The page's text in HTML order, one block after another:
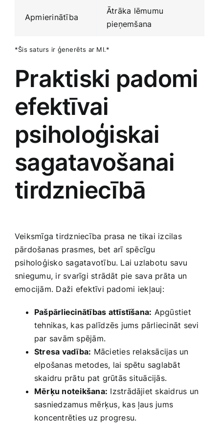
Apmierinātība
Ātrāka lēmumu
pieņemšana
*Šis saturs ir ģenerēts ar MI.*
Praktiski padomi
efektīvai
psiholoģiskai
sagatavošanai
tirdzniecībā
Veiksmīga tirdzniecība prasa ne tikai izcilas
pārdošanas prasmes, bet arī⁢ spēcīgu⁤
psiholoģisko sagatavotību. Lai uzlabotu savu
sniegumu, ir svarīgi strādāt pie sava prāta un
emocijām. Daži⁢ efektīvi padomi⁤ iekļauj:
Pašpārliecinātības attīstīšana: Apgūstiet
tehnikas, kas palīdzēs jums pārliecināt sevi
par savām spējām.
Stresa vadība: Mācieties relaksācijas un
elpošanas metodes, lai spētu saglabāt
skaidru prātu⁢ pat grūtās⁢ situācijās.
Mērķu noteikšana: Izstrādājiet skaidrus un
sasniedzamus mērķus, kas ļaus jums
koncentrēties uz progresu.